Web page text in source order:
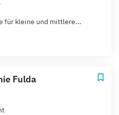
für kleine und mittlere...
Fulda